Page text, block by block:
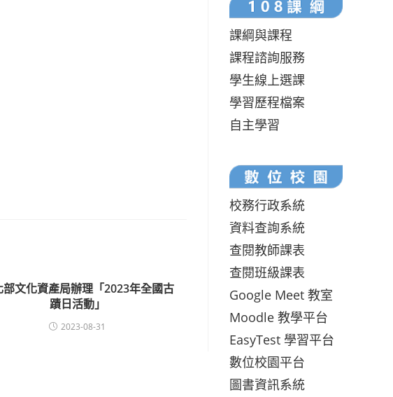
部文化資產局辦理「2023年全國古
蹟日活動」
2023-08-31
課綱與課程
課程諮詢服務
學生線上選課
學習歷程檔案
自主學習
校務行政系統
資料查詢系統
查閱教師課表
查閱班級課表
Google Meet 教室
Moodle 教學平台
EasyTest 學習平台
數位校園平台
圖書資訊系統